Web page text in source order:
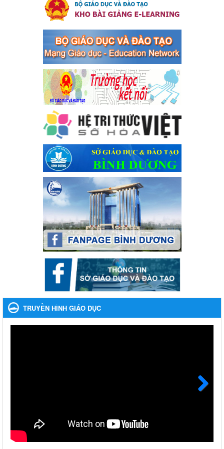
Ngày ban hành: 28/12/2023
Phối hợp rà soát nhu cầu tiêm vắc xin phòng Covid 19
Phối hợp rà soát nhu cầu tiêm vắc xin phòng Covid 19
Ngày ban hành: 22/11/2023
Phát động, triển khai Cuộc thi " An toàn giao thông cho nụ
cười ngày mai" dành cho học sinh và giáo viên trung học
năm học 2023-2024
Phát động, triển khai Cuộc thi " An toàn giao thông cho nụ cười
ngày mai" dành cho học sinh và giáo viên trung học năm học
Ngày ban hành: 22/11/2023
Nhắc nhỡ thực hiện thanh toán không dùng tiền mặt các
khoản thu trong nhà trường năm học 2023-2024 và các năm
Nhắc nhỡ thực hiện thanh toán không dùng tiền mặt các khoản
thu trong nhà trường năm học 2023-2024 và các năm tiếp theo
Ngày ban hành: 27/09/2023
Hưởng ứng cuộc thi Tìm hiểu Luật Phòng, chống ma túy
Hưởng ứng cuộc thi Tìm hiểu Luật Phòng, chống ma túy
Ngày ban hành: 06/09/2023
Về việc thống kê, lập danh sách đề xuất học sinh nhận học
bổng, hỗ trợ của Chương trình "Tiếp sức đến trường" năm
Về việc thống kê, lập danh sách đề xuất học sinh nhận học bổng,
hỗ trợ của Chương trình "Tiếp sức đến trường" năm học 2023-
2024
trào vệ sinh yêu nước nâng cao sức khỏe nhân dân năm 2023
phòng, chống bệnh tay chân miệng trong các cơ sở giáo
dục mầm non, trường mẫu giáo, trường tiểu học
Khẩn trương triển khai các biện pháp tăng cường công tác phòng,
TRUYỀN HÌNH GIÁO DỤC